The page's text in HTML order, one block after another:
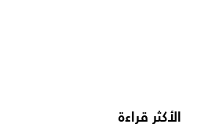
الأكثر قراءة